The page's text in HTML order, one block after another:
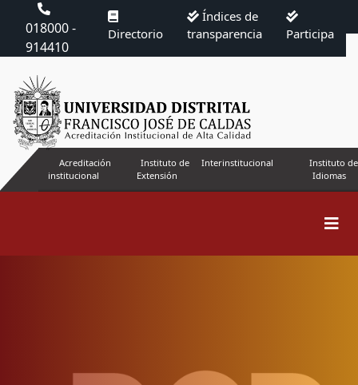
018000 -
914410
Directorio
Índices de
transparencia
Participa
Acreditación
institucional
Instituto de
Extensión
Interinstitucional
Instituto de
Idiomas